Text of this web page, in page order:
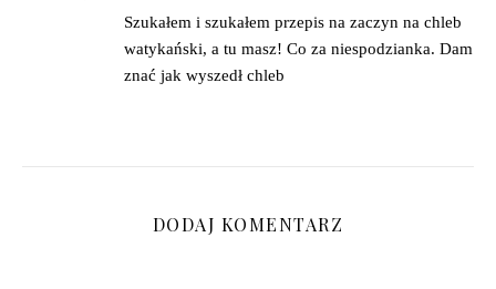
Szukałem i szukałem przepis na zaczyn na chleb
watykański, a tu masz! Co za niespodzianka. Dam
znać jak wyszedł chleb
DODAJ KOMENTARZ